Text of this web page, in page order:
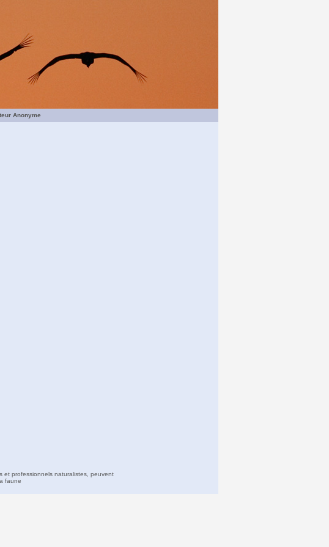
Anonyme
et professionnels naturalistes, peuvent
faune